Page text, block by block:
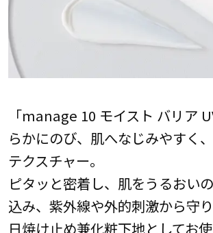
「manage 10 モイスト バリア
らかにのび、肌へなじみやすく
テクスチャー。
ピタッと密着し、肌をうるおい
込み、紫外線や外的刺激から守り
日焼け止め兼化粧下地としてお